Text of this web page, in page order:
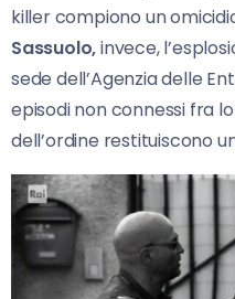
killer compiono un
Sassuolo,invece,
sede dell’Agenzia delle
episodi non connessi fra
dell’ordine restituiscono